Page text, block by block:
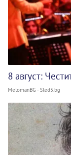
8 август:
MelomanBG - Sled5.bg